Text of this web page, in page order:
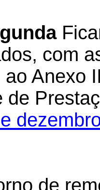
com
Anexo
de
de